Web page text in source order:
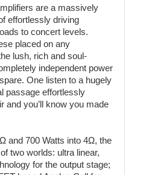
are a massively
effortlessly driving
to concert levels.
placed on any
lush, rich and soul-
independent power
One listen to a hugely
passage effortlessly
and you’ll know you made
and 700 Watts into 4Ω, the
two worlds: ultra linear,
for the output stage;